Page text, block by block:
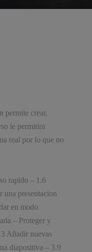
permite crear,
le permitira
real por lo que no
rapido – 1.6
una presentacion
en modo
– Proteger y
Añadir nuevas
diapositiva – 3.9